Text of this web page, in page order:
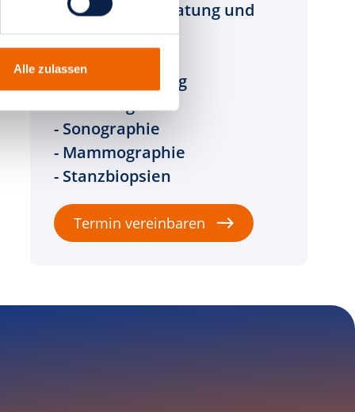
Alle zulassen
Kurzfristige Beratung und
Diagnose
- Zweite Meinung
- Beratung
- Sonographie
- Mammographie
- Stanzbiopsien
Termin vereinbaren